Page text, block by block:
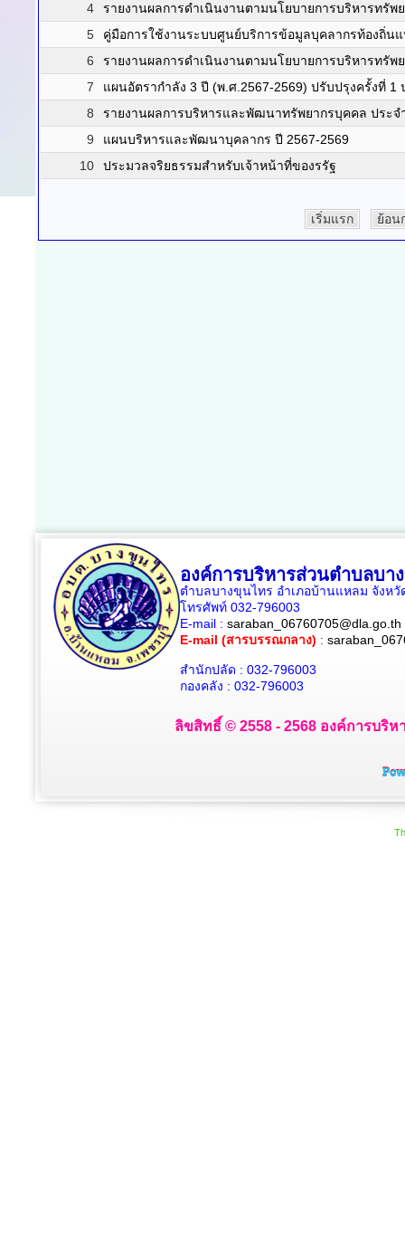
4
รายงานผลการดำเนินงานตามนโยบายการบริหารทรัพ
5
คู่มือการใช้งานระบบศูนย์บริการข้อมูลบุคลากรท้องถิ่น
6
รายงานผลการดำเนินงานตามนโยบายการบริหารทรัพ
7
แผนอัตรากำลัง 3 ปี (พ.ศ.2567-2569) ปรับปรุงครั้งที่ 1
8
รายงานผลการบริหารและพัฒนาทรัพยากรบุคคล ประจ
9
แผนบริหารและพัฒนาบุคลากร ปี 2567-2569
10
ประมวลจริยธรรมสำหรับเจ้าหน้าที่ของรรัฐ
เริ่มแรก ย้อน
องค์การบริหารส่วนตำบลบา
ตำบลบางขุนไทร อำเภอบ้านแหลม จังหวั
โทรศัพท์ 032-796003
E-mail : saraban_06760705@dla.go.th
E-mail (สารบรรณกลาง) :
สำนักปลัด : 032-796003
กองคลัง : 032-796003
ลิขสิทธิ์ © 2558 - 2568 องค์การบริ